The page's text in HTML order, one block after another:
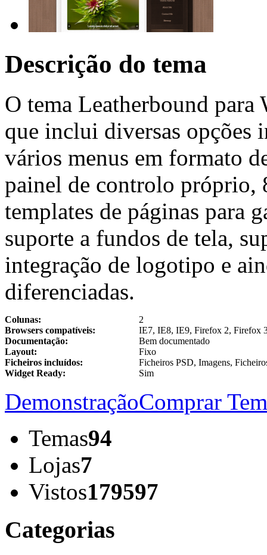
Descrição do tema
O tema Leatherbound para
que inclui diversas opções
vários menus em formato
painel de controlo próprio,
templates de páginas para
suporte a fundos de tela,
integração de logotipo e
diferenciadas.
Colunas:
2
Browsers compatíveis:
IE7, IE8, IE9, Firefox 2, Firefox
Documentação:
Bem documentado
Layout:
Fixo
Ficheiros incluídos:
Ficheiros PSD, Imagens,
Widget Ready:
Sim
DemonstraçãoComprar
Temas94
Lojas7
Vistos179597
Categorias